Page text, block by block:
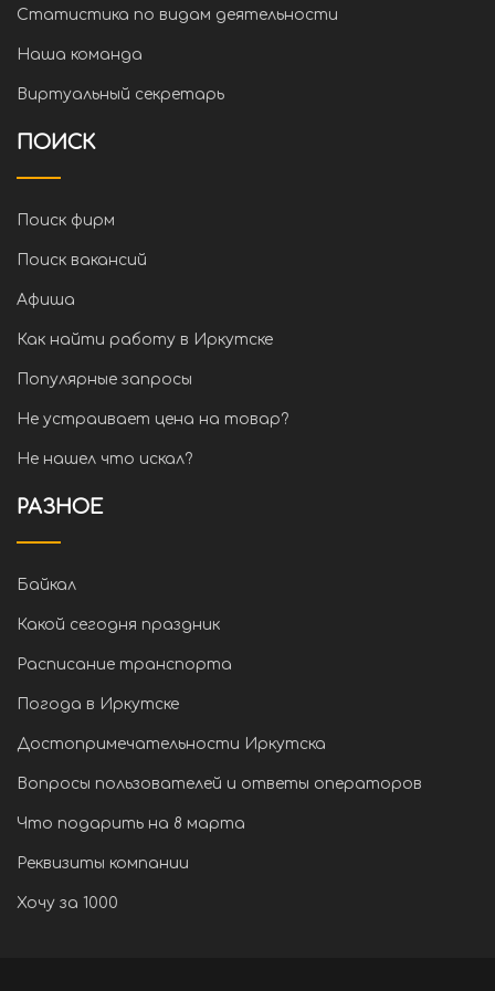
Статистика по видам деятельности
Наша команда
Виртуальный секретарь
ПОИСК
Поиск фирм
Поиск вакансий
Афиша
Как найти работу в Иркутске
Популярные запросы
Не устраивает цена на товар?
Не нашел что искал?
РАЗНОЕ
Байкал
Какой сегодня праздник
Расписание транспорта
Погода в Иркутске
Достопримечательности Иркутска
Вопросы пользователей и ответы операторов
Что подарить на 8 марта
Реквизиты компании
Хочу за 1000